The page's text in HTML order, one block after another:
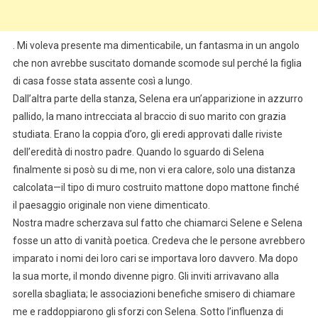
. Mi voleva presente ma dimenticabile, un fantasma in un angolo
che non avrebbe suscitato domande scomode sul perché la figlia
di casa fosse stata assente così a lungo.
Dall’altra parte della stanza, Selena era un’apparizione in azzurro
pallido, la mano intrecciata al braccio di suo marito con grazia
studiata. Erano la coppia d’oro, gli eredi approvati dalle riviste
dell’eredità di nostro padre. Quando lo sguardo di Selena
finalmente si posò su di me, non vi era calore, solo una distanza
calcolata—il tipo di muro costruito mattone dopo mattone finché
il paesaggio originale non viene dimenticato.
Nostra madre scherzava sul fatto che chiamarci Selene e Selena
fosse un atto di vanità poetica. Credeva che le persone avrebbero
imparato i nomi dei loro cari se importava loro davvero. Ma dopo
la sua morte, il mondo divenne pigro. Gli inviti arrivavano alla
sorella sbagliata; le associazioni benefiche smisero di chiamare
me e raddoppiarono gli sforzi con Selena. Sotto l’influenza di